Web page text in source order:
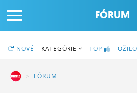
FÓRUM
NOVÉ KATEGÓRIE TOP OŽILO
FÓRUM